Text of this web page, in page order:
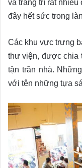
và trang trí rất
đây hết sức trong
Các khu vực trưng
thư viện, được chia
tận trần nhà.
với tên những tựa